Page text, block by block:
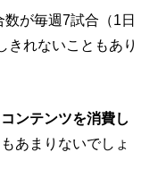
が毎週7試合（1日
きれないこともあり
ンテンツを消費し
あまりないでしょ